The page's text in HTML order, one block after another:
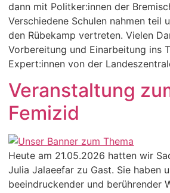
dann mit Politker:innen der
Verschiedene Schulen nahmen teil
den Rübekamp vertreten. Vielen
Vorbereitung und Einarbeitung ins
Expert:innen von der
Veranstaltung
Femizid
Heute am 21.05.2026 hatten wir
Julia Jalaeefar zu Gast. Sie haben
beeindruckender und berührender